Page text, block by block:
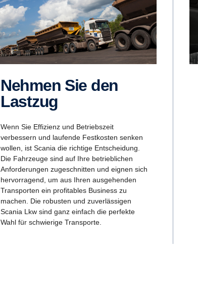
Nehmen Sie den
Lastzug
Wenn Sie Effizienz und Betriebszeit
verbessern und laufende Festkosten senken
wollen, ist Scania die richtige Entscheidung.
Die Fahrzeuge sind auf Ihre betrieblichen
Anforderungen zugeschnitten und eignen sich
hervorragend, um aus Ihren ausgehenden
Transporten ein profitables Business zu
machen. Die robusten und zuverlässigen
Scania Lkw sind ganz einfach die perfekte
Wahl für schwierige Transporte.